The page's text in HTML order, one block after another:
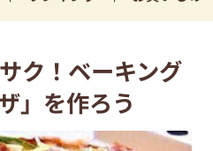
ク！ベーキング
」を作ろう